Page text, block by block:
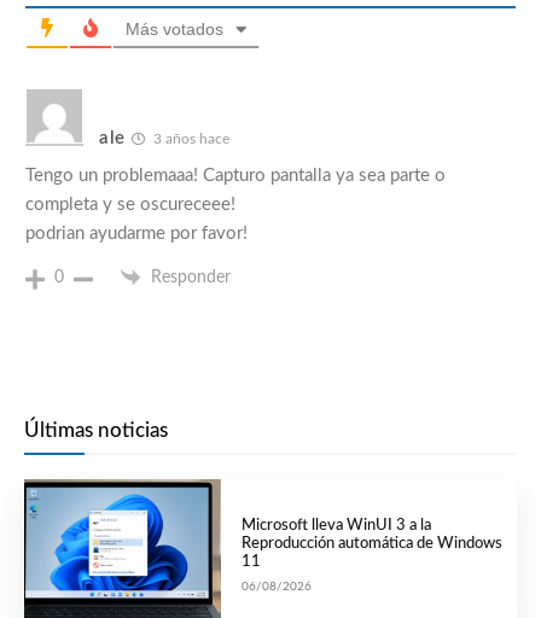
Más votados
ale 3 años hace
Tengo un problemaaa! Capturo pantalla ya sea parte o
completa y se oscureceee!
podrian ayudarme por favor!
0 Responder
Últimas noticias
Microsoft lleva WinUI 3 a la
Reproducción automática de Windows
11
06/08/2026